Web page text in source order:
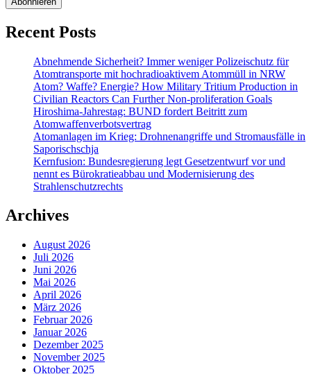
Recent Posts
Abnehmende Sicherheit? Immer weniger Polizeischutz für
Atomtransporte mit hochradioaktivem Atommüll in NRW
Atom? Waffe? Energie? How Military Tritium Production in
Civilian Reactors Can Further Non-proliferation Goals
Hiroshima-Jahrestag: BUND fordert Beitritt zum
Atomwaffenverbotsvertrag
Atomanlagen im Krieg: Drohnenangriffe und Stromausfälle in
Saporischschja
Kernfusion: Bundesregierung legt Gesetzentwurf vor und
nennt es Bürokratieabbau und Modernisierung des
Strahlenschutzrechts
Archives
August 2026
Juli 2026
Juni 2026
Mai 2026
April 2026
März 2026
Februar 2026
Januar 2026
Dezember 2025
November 2025
Oktober 2025